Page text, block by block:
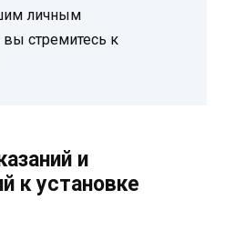
личным
вы стремитесь к
и
к установке